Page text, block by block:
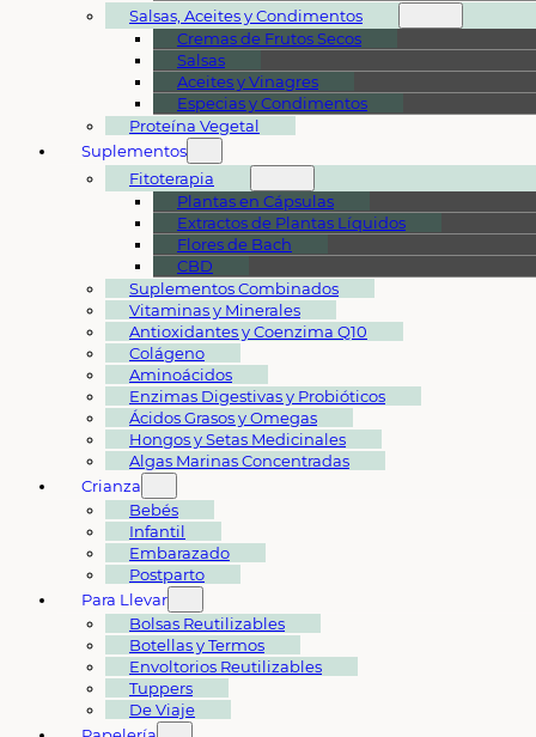
Salsas, Aceites y Condimentos
Cremas de Frutos Secos
Salsas
Aceites y Vinagres
Especias y Condimentos
Proteína Vegetal
Suplementos
Fitoterapia
Plantas en Cápsulas
Extractos de Plantas Líquidos
Flores de Bach
CBD
Suplementos Combinados
Vitaminas y Minerales
Antioxidantes y Coenzima Q10
Colágeno
Aminoácidos
Enzimas Digestivas y Probióticos
Ácidos Grasos y Omegas
Hongos y Setas Medicinales
Algas Marinas Concentradas
Crianza
Bebés
Infantil
Embarazado
Postparto
Para Llevar
Bolsas Reutilizables
Botellas y Termos
Envoltorios Reutilizables
Tuppers
De Viaje